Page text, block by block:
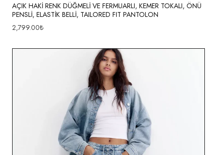
AÇIK HAKİ RENK DÜĞMELİ VE FERMUARLI, KEMER TOKALI, ÖNÜ
PENSLİ, ELASTİK BELLİ, TAILORED FIT PANTOLON
2,799.00₺